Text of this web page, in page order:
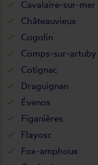
Cavalaire-sur-mer
Châteauvieux
Cogolin
Comps-sur-artuby
Cotignac
Draguignan
Évenos
Figanières
Flayosc
Fox-amphoux